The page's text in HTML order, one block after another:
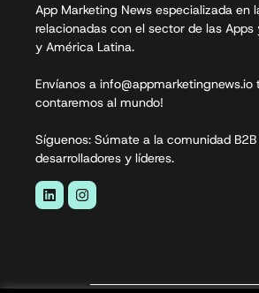
App Marketing News especializada en
relacionadas con el sector de las
y América Latina.
Envíanos a info@appmarketingnews.io
contaremos al mundo!
Síguenos: Súmate a la comunidad
desarrolladores y líderes.